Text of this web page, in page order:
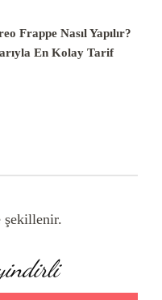
Frappe Nasıl Yapılır?
En Kolay Tarif
şekillenir.